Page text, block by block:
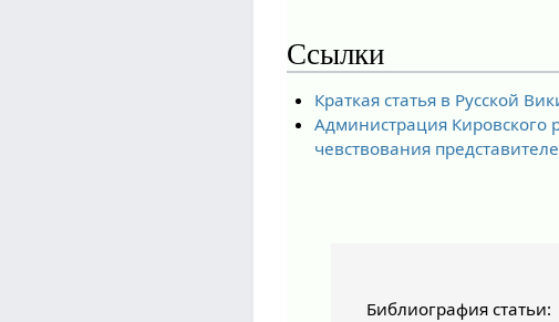
Ссылки
Краткая статья в Русской
Администрация Кировского
чевствования
Библиография статьи: